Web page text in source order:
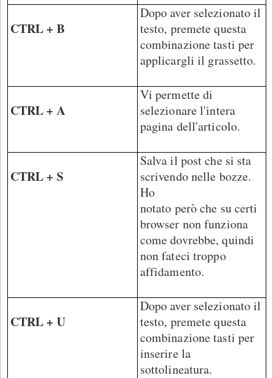
CTRL + B
Dopo aver selezionato il
testo, premete questa
combinazione tasti per
applicargli il grassetto.
CTRL + A
Vi permette di
selezionare l'intera
pagina dell'articolo.
CTRL + S
Salva il post che si sta
scrivendo nelle bozze.
Ho
notato però che su certi
browser non funziona
come dovrebbe, quindi
non fateci troppo
affidamento.
CTRL + U
Dopo aver selezionato il
testo, premete questa
combinazione tasti per
inserire la
sottolineatura.